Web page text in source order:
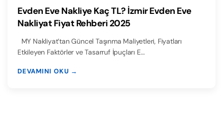
Evden Eve Nakliye Kaç TL? İzmir Evden Eve
Nakliyat Fiyat Rehberi 2025
MY Nakliyat’tan Güncel Taşınma Maliyetleri, Fiyatları
Etkileyen Faktörler ve Tasarruf İpuçları E…
DEVAMINI OKU →